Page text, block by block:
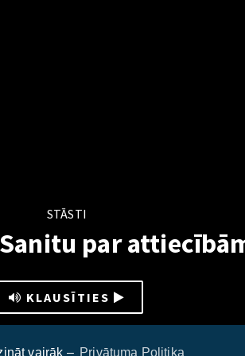
vairāk – Privātuma Politika
STĀSTI
par
KLAUSĪTIES